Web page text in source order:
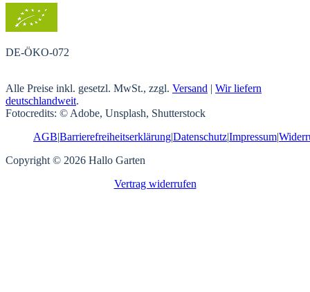
DE-ÖKO-072
Alle Preise inkl. gesetzl. MwSt., zzgl. Versand | Wir liefern
deutschlandweit.
Fotocredits: © Adobe, Unsplash, Shutterstock
AGB|Barrierefreiheitserklärung|Datenschutz|Impressum|
Copyright © 2026 Hallo Garten
Vertrag widerrufen